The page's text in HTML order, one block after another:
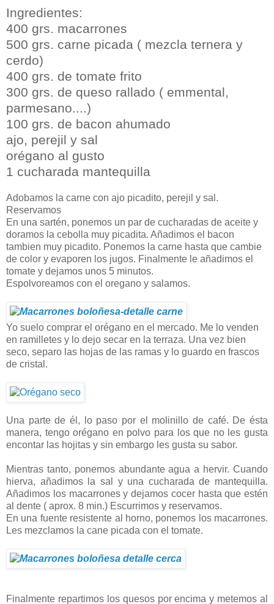
Ingredientes:
400 grs. macarrones
500 grs. carne picada ( mezcla ternera y
cerdo)
400 grs. de tomate frito
300 grs. de queso rallado ( emmental,
parmesano....)
100 grs. de bacon ahumado
ajo, perejil y sal
orégano al gusto
1 cucharada mantequilla
Adobamos la carne con ajo picadito, perejil y sal.
Reservamos
En una sartén, ponemos un par de cucharadas de aceite y
doramos la cebolla muy picadita. Añadimos el bacon
tambien muy picadito. Ponemos la carne hasta que cambie
de color y evaporen los jugos. Finalmente le añadimos el
tomate y dejamos unos 5 minutos.
Espolvoreamos con el oregano y salamos.
Yo suelo comprar el orégano en el mercado. Me lo venden
en ramilletes y lo dejo secar en la terraza. Una vez bien
seco, separo las hojas de las ramas y lo guardo en frascos
de cristal.
Una parte de él, lo paso por el molinillo de café. De ésta
manera, tengo orégano en polvo para los que no les gusta
encontar las hojitas y sin embargo les gusta su sabor.
Mientras tanto, ponemos abundante agua a hervir. Cuando
hierva, añadimos la sal y una cucharada de mantequilla.
Añadimos los macarrones y dejamos cocer hasta que estén
al dente ( aprox. 8 min.) Escurrimos y reservamos.
En una fuente resistente al horno, ponemos los macarrones.
Les mezclamos la cane picada con el tomate.
Finalmente repartimos los quesos por encima y metemos al